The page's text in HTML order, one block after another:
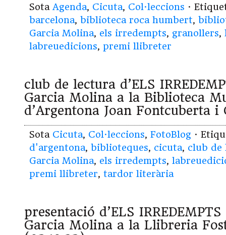
Sota Agenda, Cicuta, Col·leccions ·
barcelona, biblioteca roca humbert,
Garcia Molina, els irredempts, granollers,
labreuedicions, premi llibreter
club de lectura d’ELS
Garcia Molina a la Biblioteca
d’Argentona Joan Fontcuberta i
Sota Cicuta, Col·leccions, FotoBlog ·
d'argentona, biblioteques, cicuta, club de
Garcia Molina, els irredempts,
premi llibreter, tardor literària
presentació d’ELS
Garcia Molina a la Llibreria